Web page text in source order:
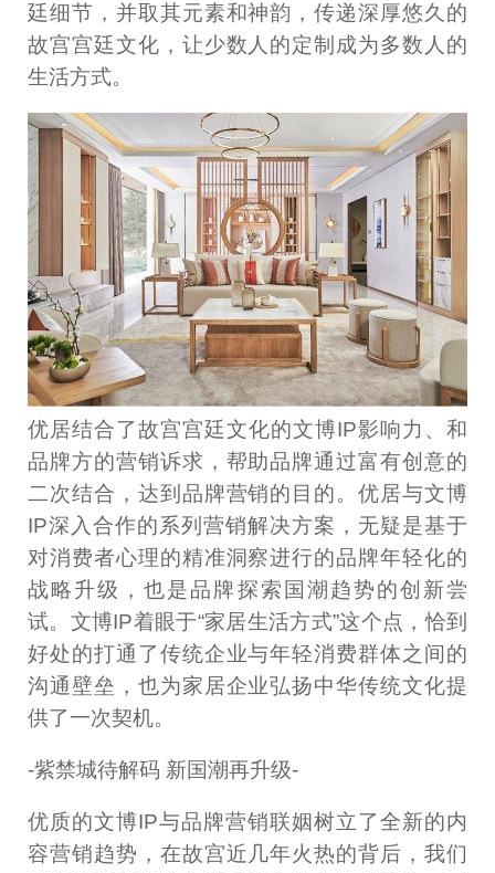
廷细节，并取其元素和神韵，传递深厚悠久的
故宫宫廷文化，让少数人的定制成为多数人的
生活方式。
优居结合了故宫宫廷文化的文博IP影响力、和
品牌方的营销诉求，帮助品牌通过富有创意的
二次结合，达到品牌营销的目的。优居与文博
IP深入合作的系列营销解决方案，无疑是基于
对消费者心理的精准洞察进行的品牌年轻化的
战略升级，也是品牌探索国潮趋势的创新尝
试。文博IP着眼于“家居生活方式”这个点，恰到
好处的打通了传统企业与年轻消费群体之间的
沟通壁垒，也为家居企业弘扬中华传统文化提
供了一次契机。
-紫禁城待解码 新国潮再升级-
优质的文博IP与品牌营销联姻树立了全新的内
容营销趋势，在故宫近几年火热的背后，我们